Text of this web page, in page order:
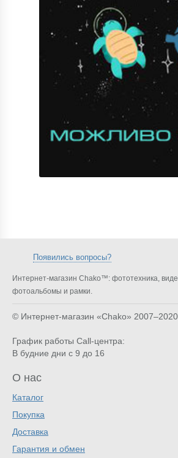
Появились вопросы?
Интернет-магазин Chako™: фототехника,
фотоальбомы и рамки.
© Интернет-магазин «Chako» 2007–2020
График работы Call-центра:
В будние дни с 9 до 16
О нас
Каталог
Покупка
Доставка
Гарантия и обмен